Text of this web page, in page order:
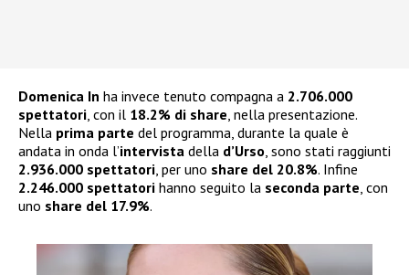
Domenica In ha invece tenuto compagna a 2.706.000
spettatori, con il 18.2% di share, nella presentazione.
Nella prima parte del programma, durante la quale è
andata in onda l’intervista della d’Urso, sono stati raggiunti
2.936.000 spettatori, per uno share del 20.8%. Infine
2.246.000 spettatori hanno seguito la seconda parte, con
uno share del 17.9%.